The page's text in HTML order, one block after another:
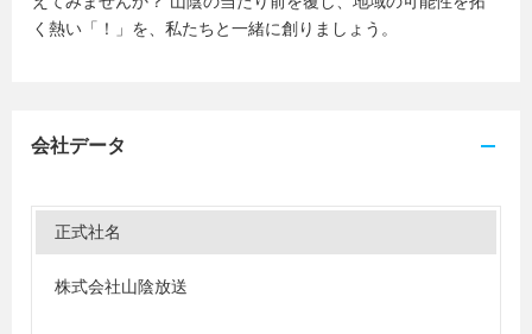
く熱い「！」を、私たちと一緒に創りましょう。
会社データ
正式社名
株式会社山陰放送